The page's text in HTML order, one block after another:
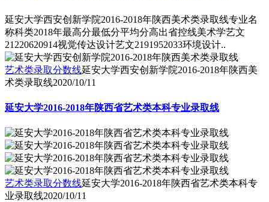
延安大学西安创新学院2016-2018年陕西美术类录取线专业名
称科类2018年最高分最低分平均分高出省控线美术学艺文
21220620914视觉传达设计艺文2191952033环境设计..
艺术类录取分数线延安大学西安创新学院2016-2018年陕西美
术类录取线2020/10/11
延安大学2016-2018年陕西省艺术类本科专业录取线
艺术类录取分数线延安大学2016-2018年陕西省艺术类本科专
业录取线2020/10/11